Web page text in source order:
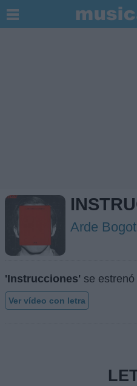
Arde
'Instrucciones' se estrenó
Ver vídeo con letra